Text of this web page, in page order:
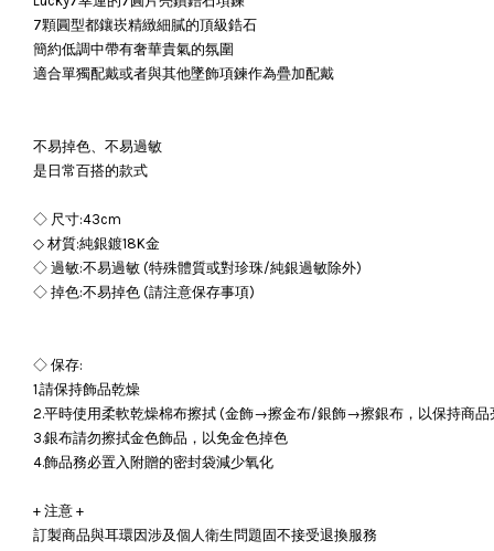
7顆圓型都鑲崁精緻細膩的頂級鋯石
簡約低調中帶有奢華貴氣的氛圍
適合單獨配戴或者與其他墜飾項鍊作為疊加配戴
不易掉色、不易過敏
是日常百搭的款式
◇ 尺寸:43cm
◇ 材質:純銀鍍18K金
◇ 過敏:不易過敏 (特殊體質或對珍珠/純銀過敏除外)
◇ 掉色:不易掉色 (請注意保存事項)
◇ 保存:
1.請保持飾品乾燥
2.平時使用柔軟乾燥棉布擦拭 (金飾→擦金布/銀飾→擦銀布，以保持商品
3.銀布請勿擦拭金色飾品，以免金色掉色
4.飾品務必置入附贈的密封袋減少氧化
+ 注意 +
訂製商品與耳環因涉及個人衛生問題固不接受退換服務